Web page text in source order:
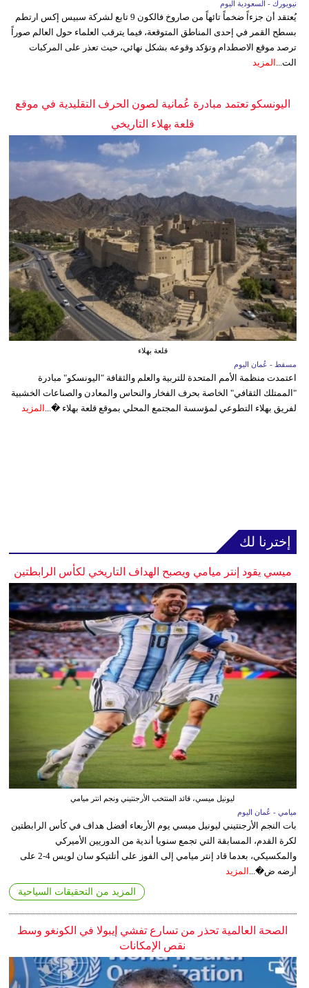
نيويورك - السعودية اليوم
يُعتقد أن جزءاً ضخماً تائهاً من صاروخ فالكون 9 تابع لشركة سبيس إكس ارتطم
بسطح القمر في إحدى المناطق المتوقعة، فيما يترقب العلماء حول العالم صوراً
ترصد موقع الاصطدام وتؤكد وقوعه بشكل نهائي، حيث تعذر على المركبات
الت... المزيد
اليونسكو تعتمد مبادرة عُمانية لصون الحرف التقليدية في موقع
قلعة بهلاء التاريخي
قلعة بهلاء
مسقط - عُمان اليوم
اعتمدت منظمة الأمم المتحدة للتربية والعلم والثقافة "اليونسكو" مبادرة
"الممتلك الثقافي" الخاصة بحرف الفخار والنحاس والمعادن والصناعات الخشبية
لفريق بهلاء التطوعي لمؤسسة المجتمع المحلي بموقع قلعة بهلاء �... المزيد
إخترنا لك
ميسي يقود إنتر ميامي ويصبح الهداف التاريخي لكأس الرابطتين
ليونيل ميسي، قائد المنتخب الأرجنتيني ونجم انتر ميامي
ميامي - عُمان اليوم
بات النجم الأرجنتيني ليونيل ميسي يوم الأربعاء أفضل هداف في كأس الرابطتين
لكرة القدم، المسابقة التي تجمع سنويا أندية من الدوريين الأميركي
والمكسيكي، بعدما قاد إنتر ميامي إلى الفوز على أتلتيكو سان لويس 4-2 على
أرضه ض�...
المزيد
المزيد من التحقيقات السياحية
الصحة العالمية تحذر من تسارع تفشي إيبولا في الكونغو وسط
نقص الإمكانات